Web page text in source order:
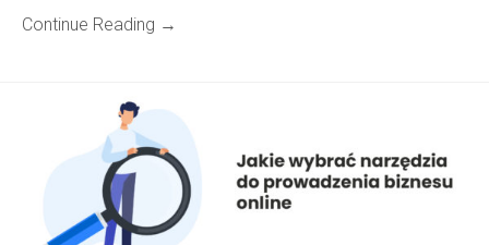
Continue Reading →